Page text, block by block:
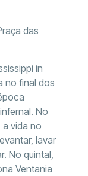
das
in
no final dos
No
vida no
lavar
No quintal,
Ventania